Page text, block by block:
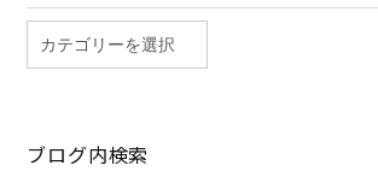
ブログ内検索